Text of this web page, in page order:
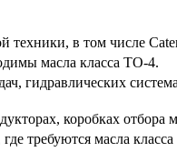
в том числе
масла класса TO-4.
гидравлических
коробках
требуются масла